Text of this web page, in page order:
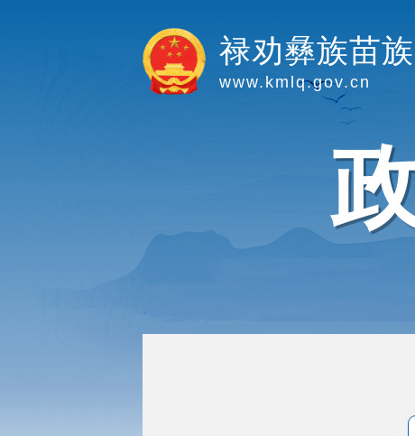
禄劝彝族苗
www.kmlq.gov.cn